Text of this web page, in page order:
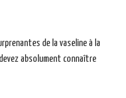
de la vaseline à la
absolument connaître